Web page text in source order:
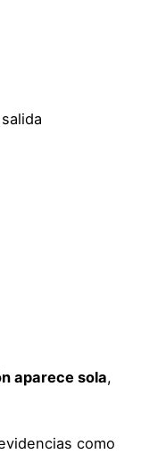
aparece sola,
como